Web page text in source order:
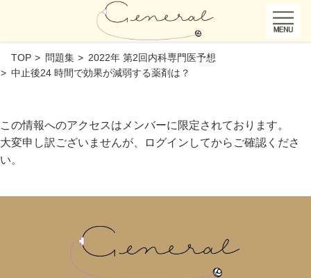
TOP 問題集
2022年 第2回内科専門医予想
中止後24 時間で効果が減弱する薬剤は？
この情報へのアクセスはメンバーに限定されております。
大変申し訳ございませんが、ログインしてからご確認くださ
い。